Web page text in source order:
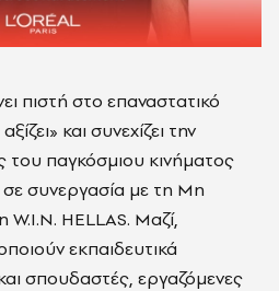
πιστή στο επαναστατικό
και συνεχίζει την
παγκόσμιου κινήματος
συνεργασία με τη Μη
HELLAS. Μαζί,
εκπαιδευτικά
σπουδαστές, εργαζόμενες